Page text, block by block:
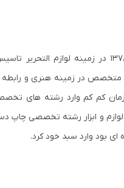
فروشگاه افق در سال ۱۳۷۸ در زمینه لوازم
متخصص در زمینه هنری و رابطه
کم کم وارد رشته های
شد. در سال ۱۳۸۰ لوازم و ابزار رشته
بود وارد سبد خود کرد.